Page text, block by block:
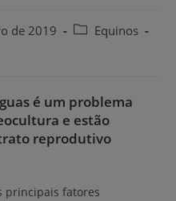
de 2019
Equinos
é um problema
e estão
reprodutivo
principais fatores